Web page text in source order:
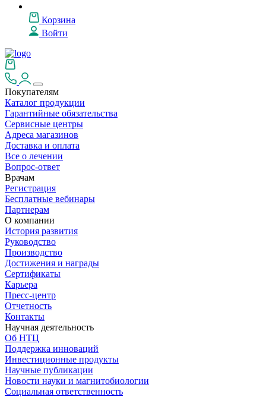
Корзина
Войти
Покупателям
Каталог продукции
Гарантийные обязательства
Сервисные центры
Адреса магазинов
Доставка и оплата
Все о лечении
Вопрос-ответ
Врачам
Регистрация
Бесплатные вебинары
Партнерам
О компании
История развития
Руководство
Производство
Достижения и награды
Сертификаты
Карьера
Пресс-центр
Отчетность
Контакты
Научная деятельность
Об НТЦ
Поддержка инноваций
Инвестиционные продукты
Научные публикации
Новости науки и магнитобиологии
Социальная ответственность